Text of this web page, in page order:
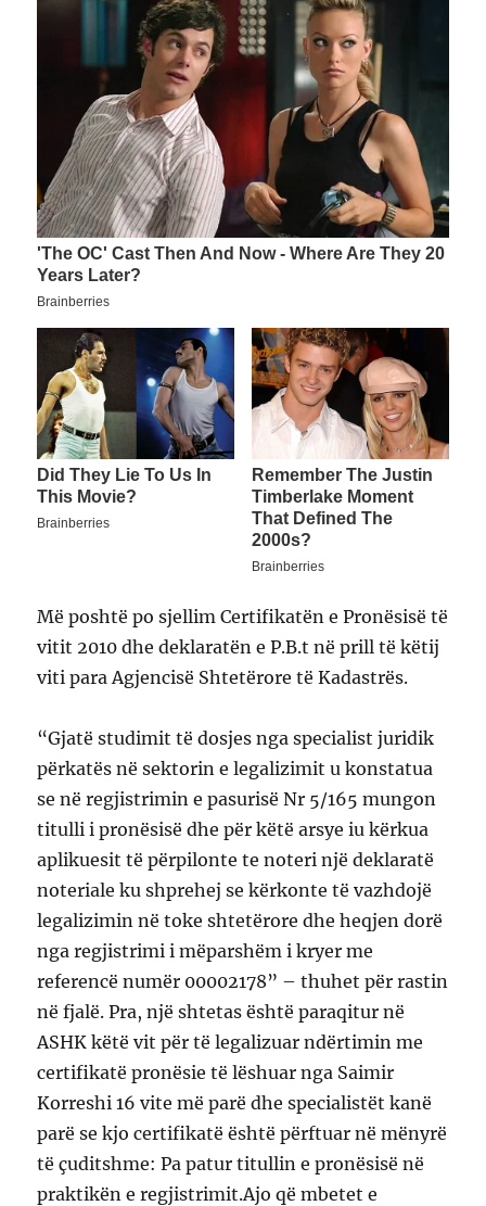
Më poshtë po sjellim Certifikatën e Pronësisë të
vitit 2010 dhe deklaratën e P.B.t në prill të këtij
viti para Agjencisë Shtetërore të Kadastrës.
“Gjatë studimit të dosjes nga specialist juridik
përkatës në sektorin e legalizimit u konstatua
se në regjistrimin e pasurisë Nr 5/165 mungon
titulli i pronësisë dhe për këtë arsye iu kërkua
aplikuesit të përpilonte te noteri një deklaratë
noteriale ku shprehej se kërkonte të vazhdojë
legalizimin në toke shtetërore dhe heqjen dorë
nga regjistrimi i mëparshëm i kryer me
referencë numër 00002178” – thuhet për rastin
në fjalë. Pra, një shtetas është paraqitur në
ASHK këtë vit për të legalizuar ndërtimin me
certifikatë pronësie të lëshuar nga Saimir
Korreshi 16 vite më parë dhe specialistët kanë
parë se kjo certifikatë është përftuar në mënyrë
të çuditshme: Pa patur titullin e pronësisë në
praktikën e regjistrimit.Ajo që mbetet e